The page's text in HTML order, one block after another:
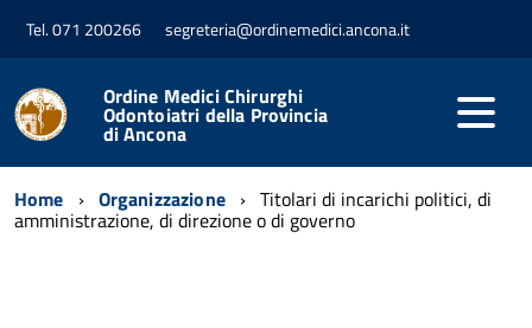
Tel. 071 200266 segreteria@ordinemedici.ancona.it
Ordine Medici Chirurghi
Odontoiatri della Provincia
di Ancona
Home Organizzazione Titolari di incarichi politici, di
amministrazione, di direzione o di governo